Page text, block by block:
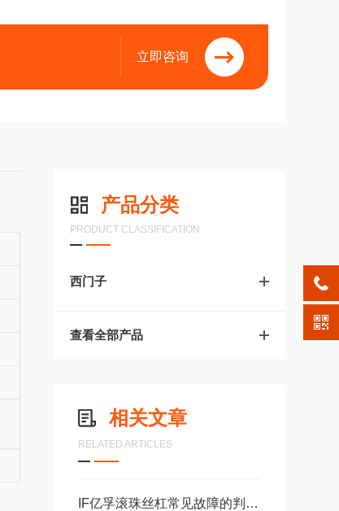
立即咨询
产品分类
PRODUCT CLASSIFICATION
西门子
查看全部产品
相关文章
RELATED ARTICLES
IF亿孚滚珠丝杠常见故障的判断与解决方法分享